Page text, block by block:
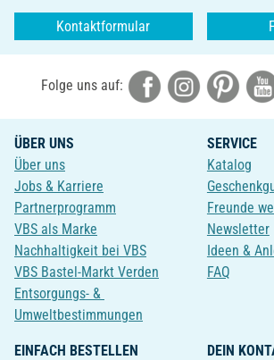
Kontaktformular
Folge uns auf:
ÜBER UNS
Über uns
Jobs & Karriere
Partnerprogramm
VBS als Marke
Nachhaltigkeit bei VBS
VBS Bastel-Markt Verden
Entsorgungs- &
Umweltbestimmungen
SERVICE
Katalog
Freunde
Newsletter
Ideen &
FAQ
EINFACH BESTELLEN
DEIN